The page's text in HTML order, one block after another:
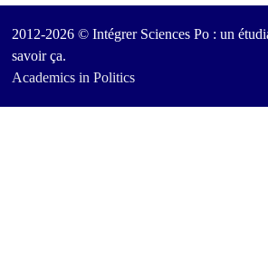
2012-2026 © Intégrer Sciences Po : un
savoir ça.
Academics in Politics